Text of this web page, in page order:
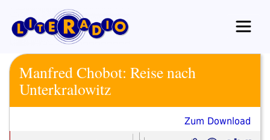
Inhalt
springen
Manfred Chobot: Reise nach
Unterkralowitz
Zum Download